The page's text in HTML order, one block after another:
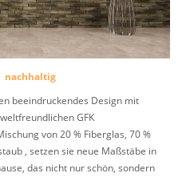
nachhaltig
beeindruckendes Design mit
GFK
von 20 % Fiberglas, 70 %
, setzen sie neue Maßstäbe in
das nicht nur schön, sondern